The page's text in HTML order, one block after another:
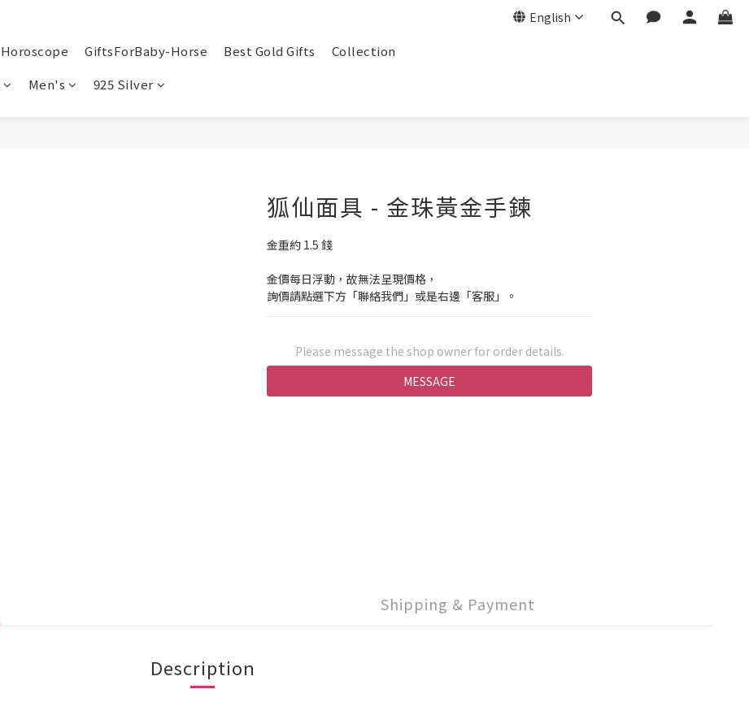
English
Horoscope GiftsForBaby-Horse Best Gold Gifts
Collection
Men's 925 Silver
狐仙面具 - 金珠黃金手鍊
金重約 1.5 錢
金價每日浮動，故無法呈現價格，
詢價請點選下方「聯絡我們」或是右邊「客服」。
Please message the shop owner for order details.
MESSAGE
Shipping & Payment
Description